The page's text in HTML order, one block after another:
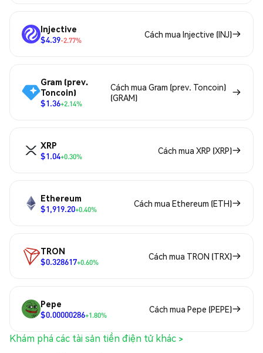
Injective
$4.39-2.77%
Cách mua Injective (INJ)
Gram (prev.
Toncoin)
$1.36+2.14%
Cách mua Gram (prev. Toncoin)
(GRAM)
XRP
$1.04+0.30%
Cách mua XRP (XRP)
Ethereum
$1,919.20+0.40%
Cách mua Ethereum (ETH)
TRON
$0.328617+0.60%
Cách mua TRON (TRX)
Pepe
$0.00000286+1.80%
Cách mua Pepe (PEPE)
Khám phá các tài sản tiền điện tử khác >